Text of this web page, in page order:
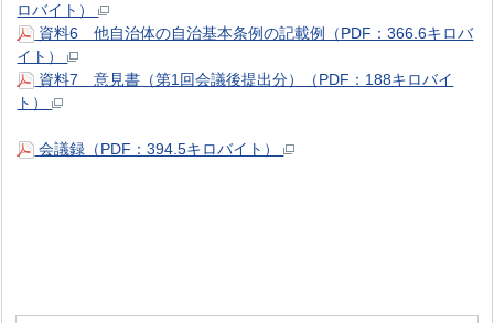
ロバイト）
資料6 他自治体の自治基本条例の記載例（PDF：366.6キロバ
イト）
資料7 意見書（第1回会議後提出分）（PDF：188キロバイ
ト）
会議録（PDF：394.5キロバイト）